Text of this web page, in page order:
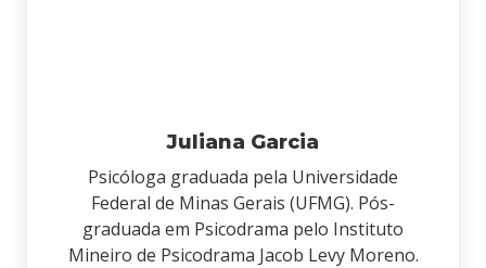
Juliana Garcia
Psicóloga graduada pela Universidade
Federal de Minas Gerais (UFMG). Pós-
graduada em Psicodrama pelo Instituto
Mineiro de Psicodrama Jacob Levy Moreno.